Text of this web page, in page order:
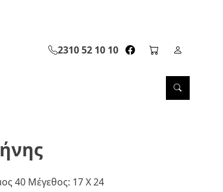
2310 52 10 10 facebook page link
cart pageΣελίδα
40 Μέγεθος: 17 Χ 24